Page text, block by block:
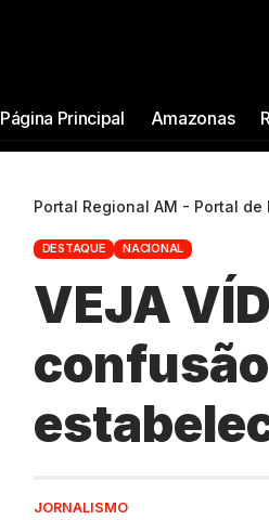
Página Principal Amazonas
Portal Regional AM - Portal
DESTAQUE NACIONAL
VEJA
JORNALISMO